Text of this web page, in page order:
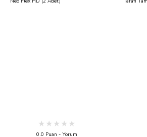
0.0 Puan - Yorum